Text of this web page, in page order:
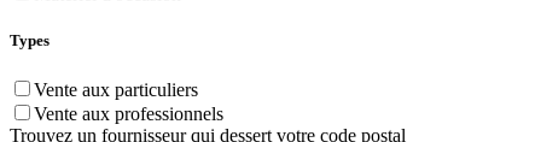
Types
Vente aux particuliers
Vente aux professionnels
Trouvez un fournisseur qui dessert votre code postal